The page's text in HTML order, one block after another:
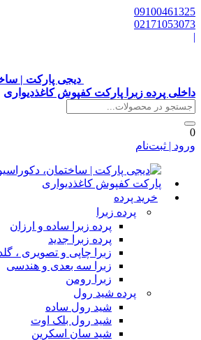
دیجی پارکت |
پرده زبرا پارکت کفپوش کاغذدیواری
| ثبت‌نام
خرید پرده
پرده زبرا
پرده زبرا ساده و ارزان
پرده زبرا جدید
زبرا چاپی و تصویری ،
زبرا سه بعدی و هندسی
زبرا رومن
پرده شید رول
شید رول ساده
شید رول بلک اوت
شید سان اسکرین